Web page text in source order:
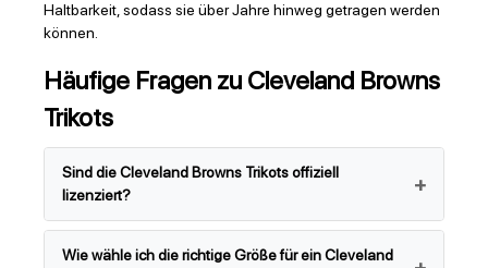
Haltbarkeit, sodass sie über Jahre hinweg getragen werden
können.
Häufige Fragen zu Cleveland Browns
Trikots
Sind die Cleveland Browns Trikots offiziell
lizenziert?
Wie wähle ich die richtige Größe für ein Cleveland